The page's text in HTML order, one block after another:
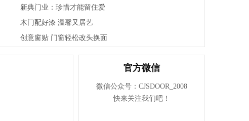
浙江顾家门业有限公司
浙江金凯门业有限责任公司
浙江江山五福门业有限公司
新典门业：珍惜才能留住爱
木门配好漆 温馨又居艺
创意窗贴 门窗轻松改头换面
官方微信
微信公众号：CJSDOOR_2008
快来关注我们吧！